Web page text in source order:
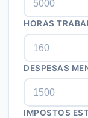
HORAS
DESPESAS
IMPOSTOS